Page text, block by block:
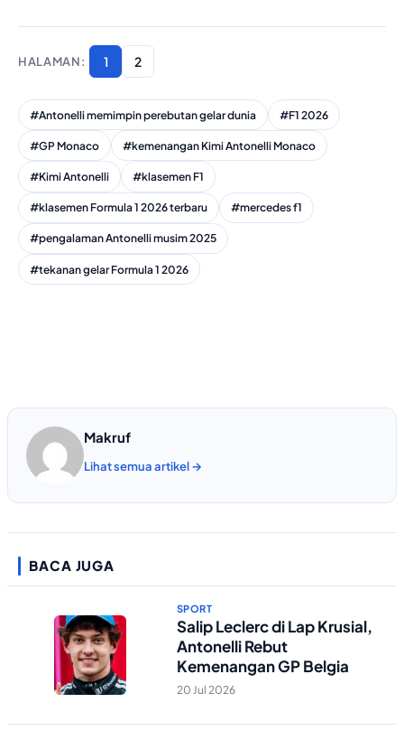
1 2
#Antonelli memimpin perebutan gelar dunia #F1 2026
#GP Monaco #kemenangan Kimi Antonelli Monaco
#Kimi Antonelli #klasemen F1
#klasemen Formula 1 2026 terbaru #mercedes f1
#pengalaman Antonelli musim 2025
#tekanan gelar Formula 1 2026
Makruf
Lihat semua artikel →
BACA JUGA
SPORT
Salip Leclerc di Lap Krusial,
Antonelli Rebut
Kemenangan GP Belgia
20 Jul 2026